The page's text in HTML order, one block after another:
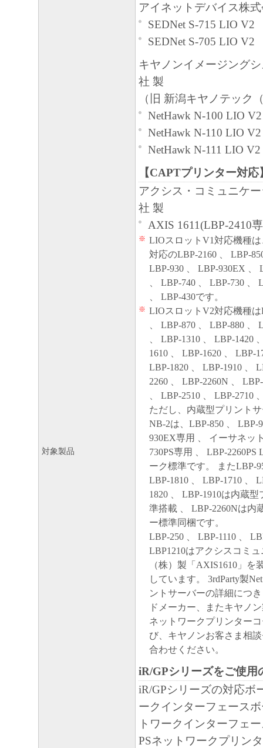
対象製品
アイネットデバイス株
SEDNet S-715 LIO V2
SEDNet S-705 LIO V2
キヤノンイメージング
社 製
（旧 新潟キヤノテック
NetHawk N-100 LIO V2
NetHawk N-110 LIO V2
NetHawk N-111 LIO V2
【CAPTプリンター対応
アクシス・コミュニケ
社 製
AXIS 1611(LBP-2410
※ LIOスロットV1対応機種
対応のLBP-2160 、 LBP-
LBP-930 、 LBP-930EX 、
、 LBP-740 、 LBP-730 、
、 LBP-430です。
※ LIOスロットV2対応機種は
、 LBP-870 、 LBP-880 、
、 LBP-1310 、 LBP-1420
1610 、 LBP-1620 、 LBP-
LBP-1820 、 LBP-1910 、
2260 、 LBP-2260N 、
、 LBP-2510 、 LBP-2710
ただし、内蔵型プリント
NB-2は、LBP-850 、 LBP-
930EX専用 、 イーサネッ
730PS専用 、 LBP-2260PS
ーク標準です。 またLBP-
LBP-1810 、 LBP-1710 、
1820 、 LBP-1910は内蔵
準搭載 、 LBP-2260Nは内
ー標準同梱です。
LBP-250 、 LBP-1110 、
LBP1210はアクシスコミ
（株）製「AXIS1610」を
しています。 3rdParty製
ントサーバーの詳細につ
ドメーカー、またキヤノ
ネットワークプリンター
び、キヤノンお客さま相
合わせください。
iR/GPシリーズをご使用
iR/GPシリーズの対応ボ
ークインターフェース
トワークインターフェ
PSネットワークプリン